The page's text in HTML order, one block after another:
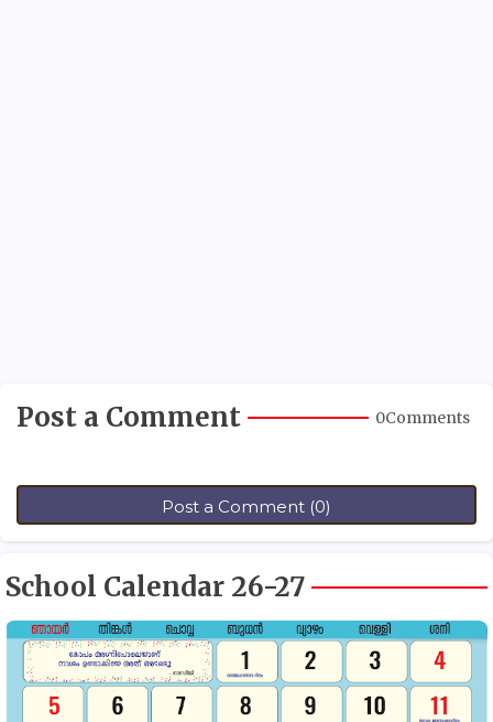
Post a Comment 0Comments
Post a Comment (0)
School Calendar 26-27